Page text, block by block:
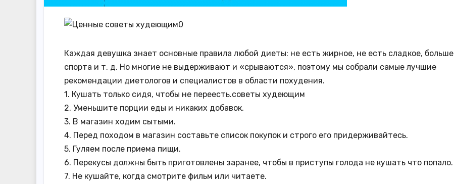
Каждая девушка знает основные правила любой диеты: не есть жирное, не есть сладкое, больше
спорта и т. д. Но многие не выдерживают и «срываются», поэтому мы собрали самые лучшие
рекомендации диетологов и специалистов в области похудения.
1. Кушать только сидя, чтобы не переесть.советы худеющим
2. Уменьшите порции еды и никаких добавок.
3. В магазин ходим сытыми.
4. Перед походом в магазин составьте список покупок и строго его придерживайтесь.
5. Гуляем после приема пищи.
6. Перекусы должны быть приготовлены заранее, чтобы в приступы голода не кушать что попало.
7. Не кушайте, когда смотрите фильм или читаете.